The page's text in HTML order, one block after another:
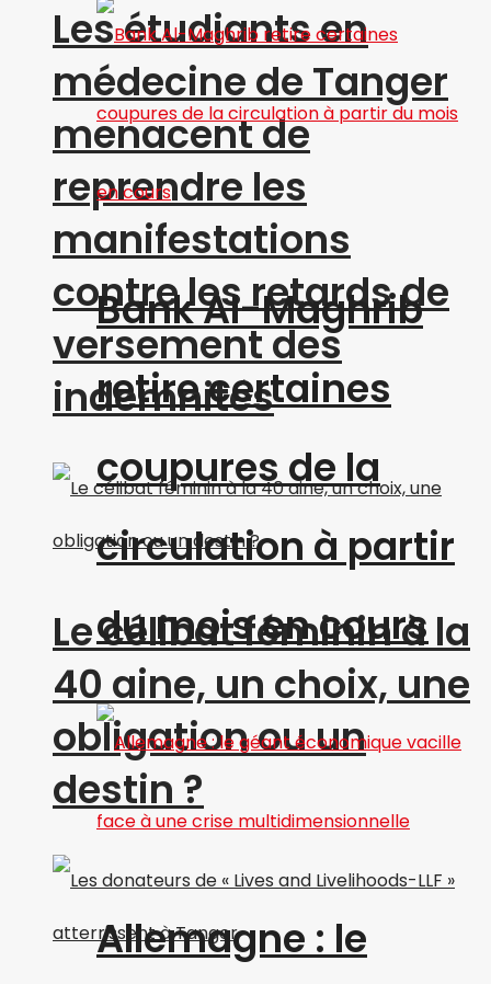
Les étudiants en
médecine de Tanger
menacent de
reprendre les
manifestations
contre les retards de
versement des
indemnités
Le célibat féminin à la
40 aine, un choix, une
obligation ou un
destin ?
Bank Al-Maghrib
retire certaines
coupures de la
circulation à partir
du mois en cours
Allemagne : le